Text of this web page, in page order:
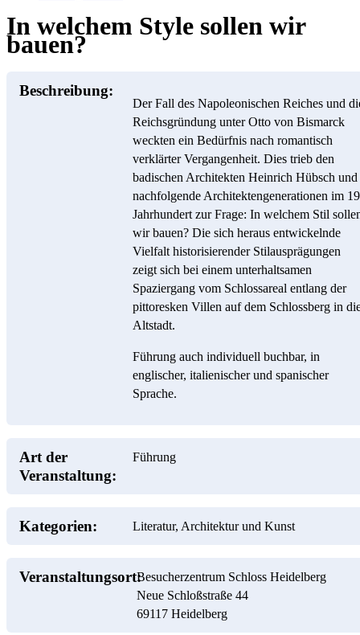
In welchem Style sollen wir
bauen?
Beschreibung:
Der Fall des Napoleonischen Reiches und
Reichsgründung unter Otto von Bismarck
weckten ein Bedürfnis nach romantisch
verklärter Vergangenheit. Dies trieb den
badischen Architekten Heinrich Hübsch und
nachfolgende Architektengenerationen im
Jahrhundert zur Frage: In welchem Stil
wir bauen? Die sich heraus entwickelnde
Vielfalt historisierender Stilausprägungen
zeigt sich bei einem unterhaltsamen
Spaziergang vom Schlossareal entlang der
pittoresken Villen auf dem Schlossberg in
Altstadt.
Führung auch individuell buchbar, in
englischer, italienischer und spanischer
Sprache.
Art der
Veranstaltung:
Führung
Kategorien: Literatur, Architektur und Kunst
Veranstaltungsort:Besucherzentrum Schloss Heidelberg
Neue Schloßstraße 44
69117 Heidelberg